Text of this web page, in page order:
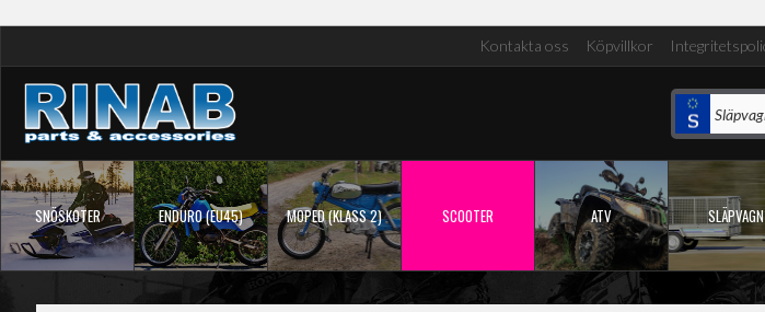
Kontakta oss Köpvillkor
SNÖSKOTER ENDURO (EU45) MOPED (KLASS 2) SCOOTER ATV SLÄPVAGN